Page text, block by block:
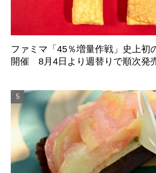
ファミマ「45％増量作戦」史上初
開催 8月4日より週替りで順次発